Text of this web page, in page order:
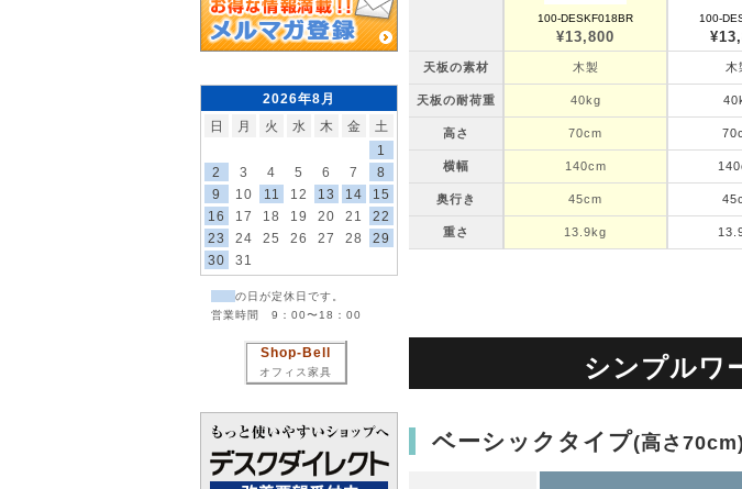
2026年8月
日
月 火 水 木 金
土
1
2
3 4 5 6 7
8
9
10 11 12 13 14
15
16
17 18 19 20 21
22
23
24 25 26 27 28
29
30
31
の日が定休日です。
営業時間 9：00〜18：00
Shop-Bell
オフィス家具
天板の素材
天板の耐荷重
高さ
横幅
奥行き
重さ
100-DESKF018BR
¥13,800
木製
40kg
70cm
140cm
45cm
13.9kg
100-
木
シンプルワ
ベーシックタイプ(高さ70cm)